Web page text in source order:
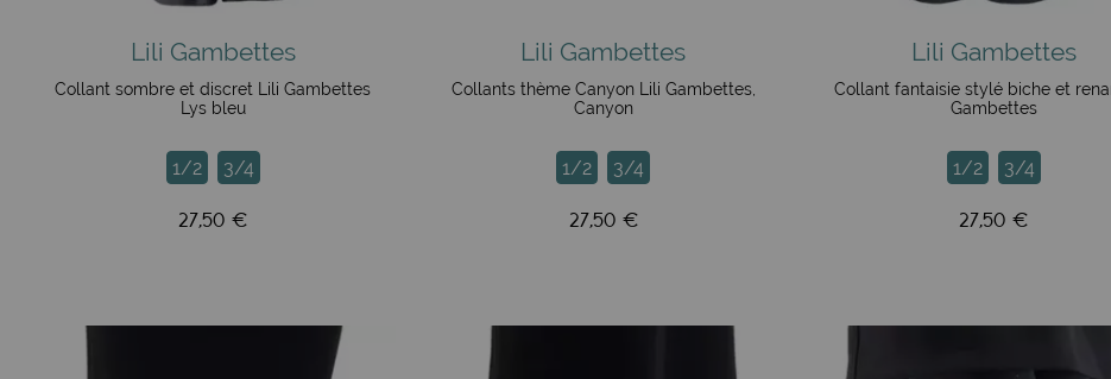
De grandes fleurs pastels : pour un look plus discret et élégant, ces collants offrent des motifs doux et subtils, parfaits
apportant une véritable poésie à chaque paire de collants.
Des paysages de montagne : disponibles en plusieurs déclinaisons de couleurs, ces collants évoquent les grands
et une légèreté uniques à la collection. La collection hiver 2024 205 est la collection de la liberté et de la maturité pour le
des collants "classiques" de LiliGambettes car elles seront moins nombreuses...
Lili Gambettes
Collant sombre et discret Lili Gambettes
Lys bleu
1/2 3/4
27,50 €
Lili Gambettes
Collants thème Canyon Lili Gambettes,
Canyon
1/2 3/4
27,50 €
Lili Gambettes
Collant fantaisie stylé biche et
Gambettes
1/2 3/4
27,50 €